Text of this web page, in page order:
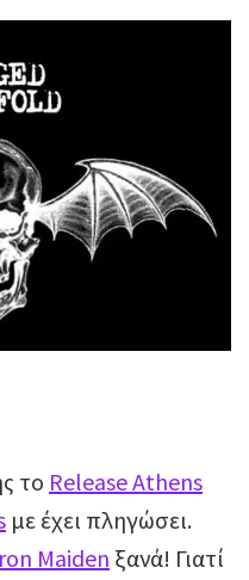
το Release Athens
με έχει πληγώσει.
Maiden ξανά! Γιατί